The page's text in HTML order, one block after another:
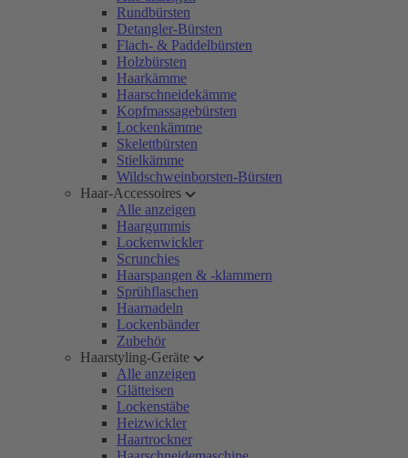
Rundbürsten
Detangler-Bürsten
Flach- & Paddelbürsten
Holzbürsten
Haarkämme
Haarschneidekämme
Kopfmassagebürsten
Lockenkämme
Skelettbürsten
Stielkämme
Wildschweinborsten-Bürsten
Haar-Accessoires
Alle anzeigen
Haargummis
Lockenwickler
Scrunchies
Haarspangen & -klammern
Sprühflaschen
Haarnadeln
Lockenbänder
Zubehör
Haarstyling-Geräte
Alle anzeigen
Glätteisen
Lockenstäbe
Heizwickler
Haartrockner